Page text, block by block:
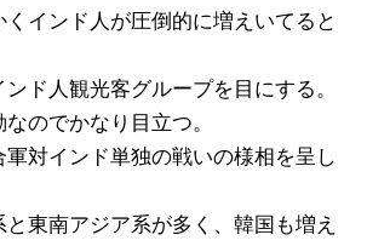
インド人が圧倒的に増えいてると
ド人観光客グループを目にする。
のでかなり目立つ。
対インド単独の戦いの様相を呈し
東南アジア系が多く、韓国も増え